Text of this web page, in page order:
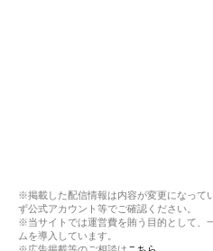
※掲載した配信情報は内容が変更になって
ず公式アカウント等でご確認ください。
※当サイトでは運営費を賄う目的として、
ムを導入しています。
※広告掲載等のご相談は こちら